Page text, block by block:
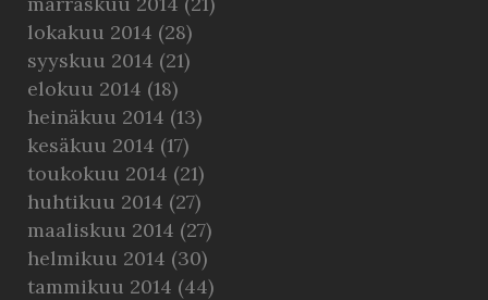
lokakuu 2014 (28)
syyskuu 2014 (21)
elokuu 2014 (18)
heinäkuu 2014 (13)
kesäkuu 2014 (17)
toukokuu 2014 (21)
huhtikuu 2014 (27)
maaliskuu 2014 (27)
helmikuu 2014 (30)
tammikuu 2014 (44)